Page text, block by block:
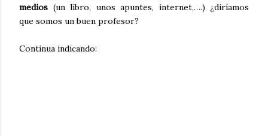
medios (un libro, unos apuntes, internet,….) ¿diríamos
que somos un buen profesor?
Continua indicando: